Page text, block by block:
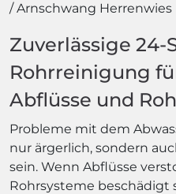
Arnschwang Herrenwies
Zuverlässige 24-
Rohrreinigung
Abflüsse und
Probleme mit dem
nur ärgerlich, sondern
sein. Wenn Abflüsse
Rohrsysteme beschädigt